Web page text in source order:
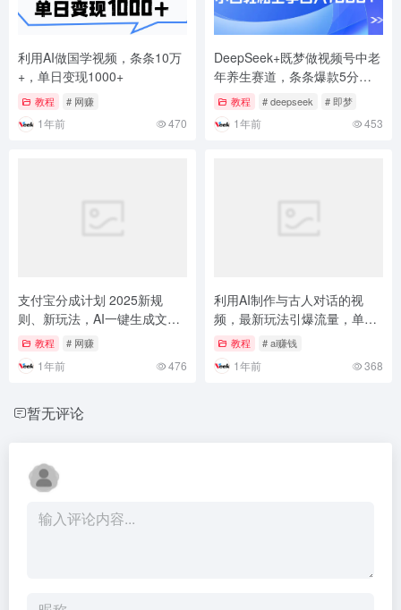
利用AI做国学视频，条条10万
+，单日变现1000+
教程 # 网赚
1年前 470
DeepSeek+既梦做视频号中老
年养生赛道，条条爆款5分钟1
条，轻松日入1000+
教程 # deepseek # 即梦
1年前 453
支付宝分成计划 2025新规
则、新玩法，AI一键生成文案
+视频，爆款赛道，新人也能
月入过万
教程 # 网赚
1年前 476
利用AI制作与古人对话的视
频，最新玩法引爆流量，单日
变现1000+
教程 # ai赚钱
1年前 368
暂无评论